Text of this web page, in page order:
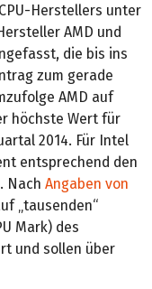
Herstellers unter
AMD und
die bis ins
zum gerade
AMD auf
höchste Wert für
2014. Für Intel
entsprechend den
Nach Angaben von
„tausenden“
Mark) des
und sollen über